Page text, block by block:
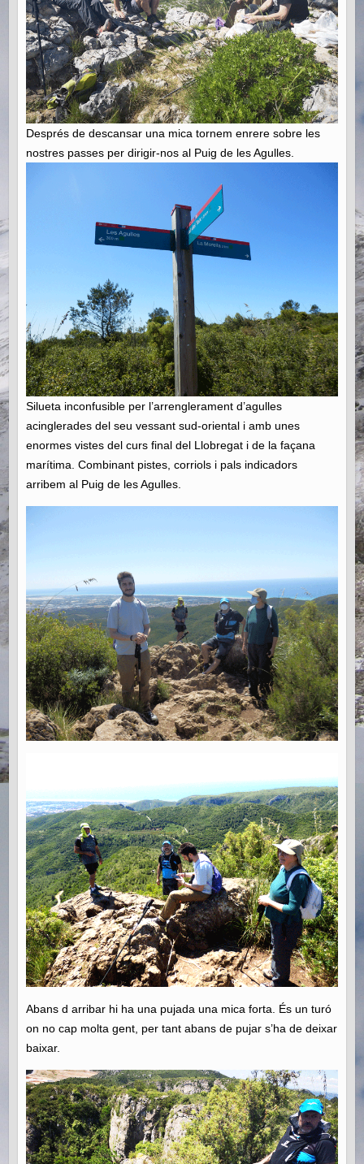
Després de descansar una mica tornem enrere sobre les
nostres passes per dirigir-nos al Puig de les Agulles.
Silueta inconfusible per l’arrenglerament d’agulles
acinglerades del seu vessant sud-oriental i amb unes
enormes vistes del curs final del Llobregat i de la façana
marítima. Combinant pistes, corriols i pals indicadors
arribem al Puig de les Agulles.
Abans d arribar hi ha una pujada una mica forta. És un turó
on no cap molta gent, per tant abans de pujar s’ha de deixar
baixar.